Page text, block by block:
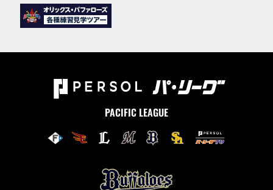
PACIFIC LEAGUE